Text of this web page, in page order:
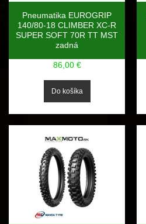
Pneumatika EUROGRIP
140/80-18 CLIMBER XC-R
SUPER SOFT 70R TT MST
zadná
86,00 €